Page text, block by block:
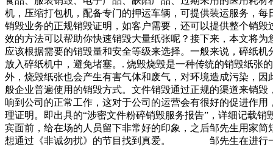
机，压缩打包机，配备专门的押运车辆，可提供装运服务，
销毁业务的正规销毁证明，如客户需要，还可以提供整个销
效的方法可以帮助你快速销毁大量纸张呢？接下来，本文将
应该根据需要的销毁量和安全等级来选择。一般来说，碎纸
放入碎纸机中，避免堵塞。. 烧毁烧毁是一种传统的销毁纸张
外，烧毁纸张也会产生有害气体和废气，对环境造成污染，
般企业普遍使用的销毁方式。文件销毁通过正规的渠道来销
响到公司的正常工作，这对于公司的运营会有很好的促进作
理证明。即出具的“涉密文件粉碎销毁服务报告”，详细记载
宾面前，给在场的人员留下非常好的印象，之后邹先生用家
想通过《非诚勿扰》的节目找到真爱。 邹先生在进行一